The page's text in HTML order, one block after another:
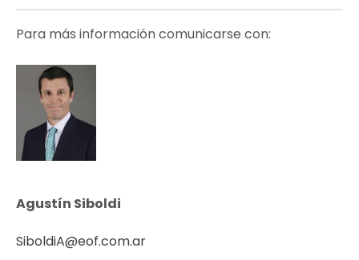
Para más información comunicarse con:
Agustín Siboldi
SiboldiA@eof.com.ar